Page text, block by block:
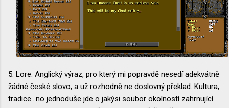
5. Lore. Anglický výraz, pro který mi popravdě nesedí adekvátně
žádné české slovo, a už rozhodně ne doslovný překlad. Kultura,
tradice...no jednoduše jde o jakýsi soubor okolností zahrnující